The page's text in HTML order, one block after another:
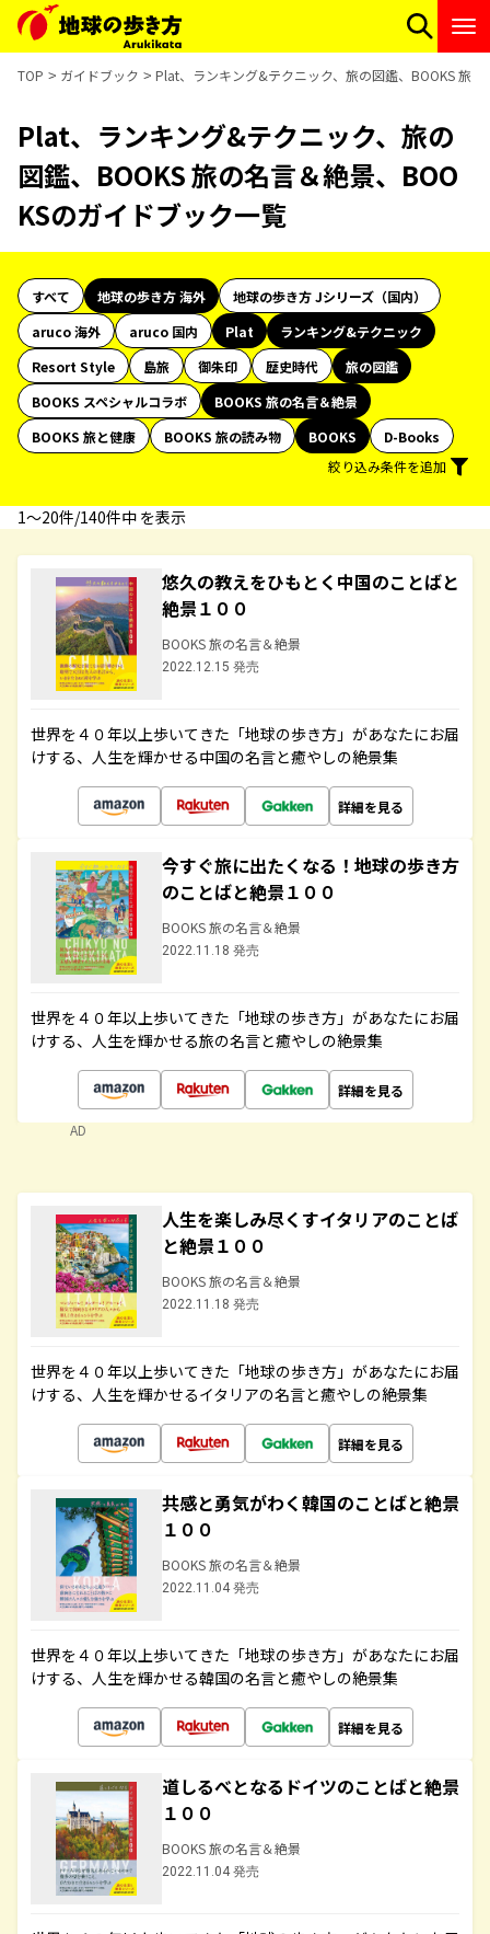
TOP ガイドブック Plat、ランキング&テクニック、旅の図鑑、BOOKS 旅
Plat、ランキング&テクニック、旅の
図鑑、BOOKS 旅の名言＆絶景、BOO
KSのガイドブック一覧
すべて 地球の歩き方 海外
地球の歩き方 Jシリーズ（国内）
aruco 海外
aruco 国内 Plat
ランキング&テクニック
Resort Style
島旅 御朱印 歴史時代
旅の図鑑
BOOKS スペシャルコラボ
BOOKS 旅の名言＆絶景
BOOKS 旅と健康
BOOKS 旅の読み物 BOOKS
D-Books
絞り込み条件を追加
1〜20件/140件中 を表示
悠久の教えをひもとく中国のことばと
絶景１００
BOOKS 旅の名言＆絶景
2022.12.15 発売
世界を４０年以上歩いてきた「地球の歩き方」があなたにお届
けする、人生を輝かせる中国の名言と癒やしの絶景集
詳細を見る
今すぐ旅に出たくなる！地球の歩き方
のことばと絶景１００
BOOKS 旅の名言＆絶景
2022.11.18 発売
世界を４０年以上歩いてきた「地球の歩き方」があなたにお届
けする、人生を輝かせる旅の名言と癒やしの絶景集
詳細を見る
AD
人生を楽しみ尽くすイタリアのことば
と絶景１００
BOOKS 旅の名言＆絶景
2022.11.18 発売
世界を４０年以上歩いてきた「地球の歩き方」があなたにお届
けする、人生を輝かせるイタリアの名言と癒やしの絶景集
詳細を見る
共感と勇気がわく韓国のことばと絶景
１００
BOOKS 旅の名言＆絶景
2022.11.04 発売
世界を４０年以上歩いてきた「地球の歩き方」があなたにお届
けする、人生を輝かせる韓国の名言と癒やしの絶景集
詳細を見る
道しるべとなるドイツのことばと絶景
１００
BOOKS 旅の名言＆絶景
2022.11.04 発売